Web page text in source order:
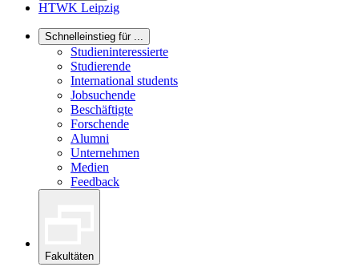
HTWK Leipzig
Schnelleinstieg für ...
Studieninteressierte
Studierende
International students
Jobsuchende
Beschäftigte
Forschende
Alumni
Unternehmen
Medien
Feedback
Fakultäten